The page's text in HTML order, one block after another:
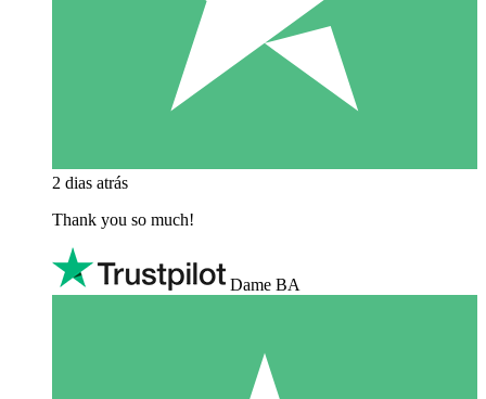
2 dias atrás
Thank you so much!
Dame BA